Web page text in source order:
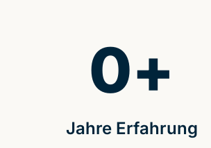
Jahre Erfahrung
0+